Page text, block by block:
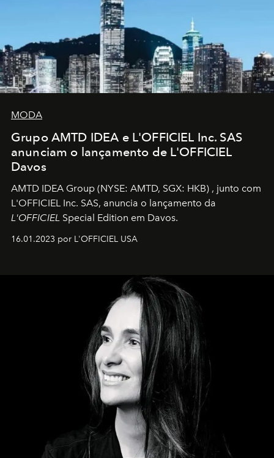
MODA
Grupo AMTD IDEA e L'OFFICIEL Inc. SAS
anunciam o lançamento de L'OFFICIEL
Davos
AMTD IDEA Group (NYSE: AMTD, SGX: HKB) , junto com
L'OFFICIEL Inc. SAS, anuncia o lançamento da
L'OFFICIEL Special Edition em Davos.
16.01.2023 por L'OFFICIEL USA